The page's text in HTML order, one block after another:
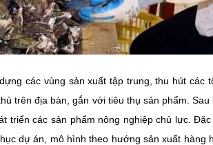
các vùng sản xuất tập trung, thu hút các
trên địa bàn, gắn với tiêu thụ sản phẩm.
triển các sản phẩm nông nghiệp chủ lực.
dự án, mô hình theo hướng sản xuất hàng